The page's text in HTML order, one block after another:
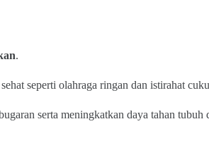
.
seperti olahraga ringan dan istirahat
serta meningkatkan daya tahan tubuh